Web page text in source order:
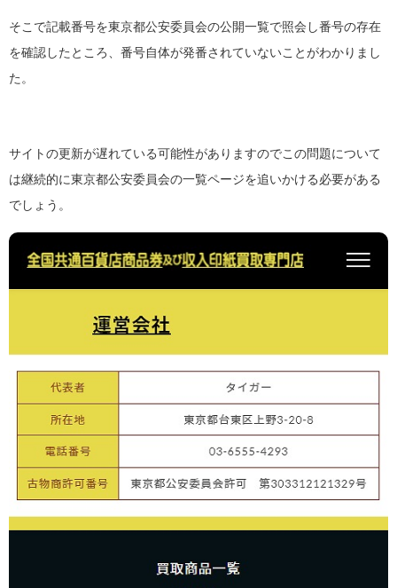
そこで記載番号を東京都公安委員会の公開一覧で照会し番号の存在
を確認したところ、番号自体が発番されていないことがわかりまし
た。
サイトの更新が遅れている可能性がありますのでこの問題について
は継続的に東京都公安委員会の一覧ページを追いかける必要がある
でしょう。